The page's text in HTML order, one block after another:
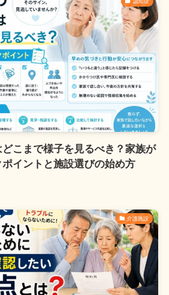
こまで様子を見るべき？家族が
イントと施設選びの始め方
介護施設